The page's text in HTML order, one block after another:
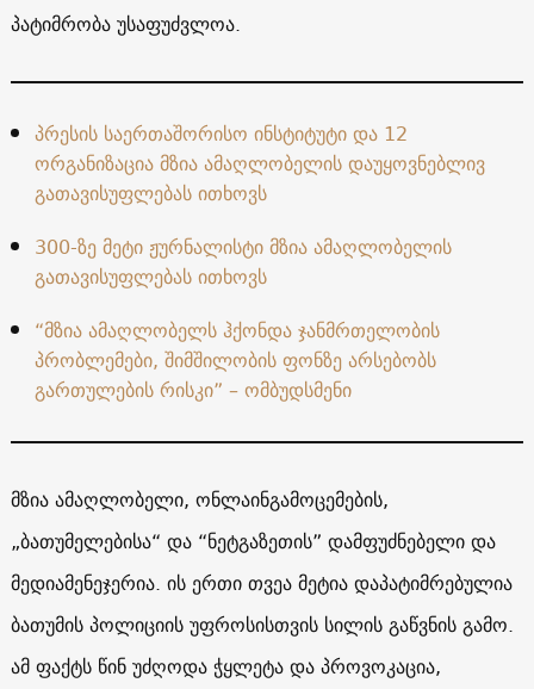
პატიმრობა უსაფუძვლოა.
პრესის საერთაშორისო ინსტიტუტი და 12
ორგანიზაცია მზია ამაღლობელის დაუყოვნებლივ
გათავისუფლებას ითხოვს
300-ზე მეტი ჟურნალისტი მზია ამაღლობელის
გათავისუფლებას ითხოვს
“მზია ამაღლობელს ჰქონდა ჯანმრთელობის
პრობლემები, შიმშილობის ფონზე არსებობს
გართულების რისკი” – ომბუდსმენი
მზია ამაღლობელი, ონლაინგამოცემების,
„ბათუმელებისა“ და “ნეტგაზეთის” დამფუძნებელი და
მედიამენეჯერია. ის ერთი თვეა მეტია დაპატიმრებულია
ბათუმის პოლიციის უფროსისთვის სილის გაწვნის გამო.
ამ ფაქტს წინ უძღოდა ჭყლეტა და პროვოკაცია,